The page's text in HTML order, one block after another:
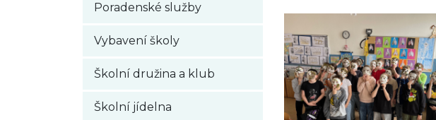
Poradenské služby
Vybavení školy
Školní družina a klub
Školní jídelna